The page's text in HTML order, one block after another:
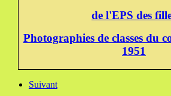
de l'EPS des
Photographies de classes du
1951
Suivant